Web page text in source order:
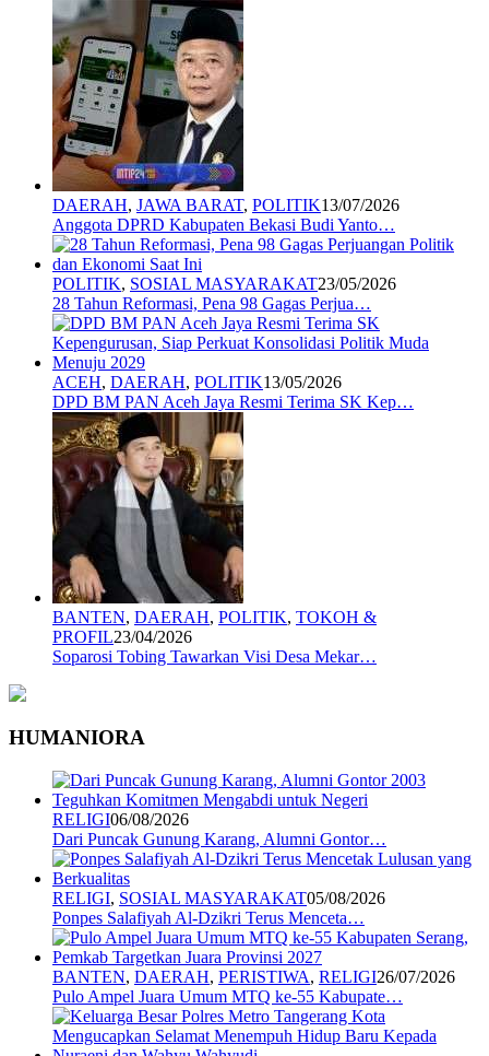
DAERAH, JAWA BARAT, POLITIK13/07/2026
Anggota DPRD Kabupaten Bekasi Budi Yanto…
POLITIK, SOSIAL MASYARAKAT23/05/2026
28 Tahun Reformasi, Pena 98 Gagas Perjua…
ACEH, DAERAH, POLITIK13/05/2026
DPD BM PAN Aceh Jaya Resmi Terima SK Kep…
BANTEN, DAERAH, POLITIK, TOKOH &
PROFIL23/04/2026
Soparosi Tobing Tawarkan Visi Desa Mekar…
HUMANIORA
RELIGI06/08/2026
Dari Puncak Gunung Karang, Alumni Gontor…
RELIGI, SOSIAL MASYARAKAT05/08/2026
Ponpes Salafiyah Al-Dzikri Terus Menceta…
BANTEN, DAERAH, PERISTIWA, RELIGI26/07/2026
Pulo Ampel Juara Umum MTQ ke-55 Kabupate…